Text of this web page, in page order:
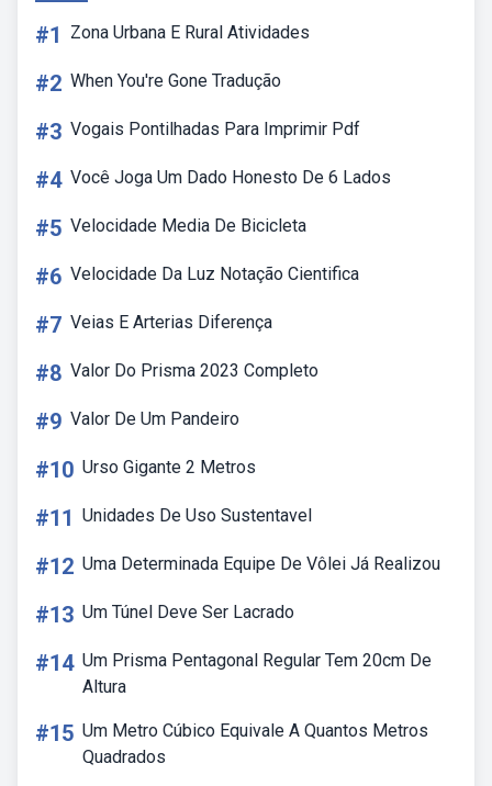
#1 Zona Urbana E Rural Atividades
#2 When You're Gone Tradução
#3 Vogais Pontilhadas Para Imprimir Pdf
#4 Você Joga Um Dado Honesto De 6 Lados
#5 Velocidade Media De Bicicleta
#6 Velocidade Da Luz Notação Cientifica
#7 Veias E Arterias Diferença
#8 Valor Do Prisma 2023 Completo
#9 Valor De Um Pandeiro
#10 Urso Gigante 2 Metros
#11 Unidades De Uso Sustentavel
#12 Uma Determinada Equipe De Vôlei Já Realizou
#13 Um Túnel Deve Ser Lacrado
#14 Um Prisma Pentagonal Regular Tem 20cm De
Altura
#15 Um Metro Cúbico Equivale A Quantos Metros
Quadrados